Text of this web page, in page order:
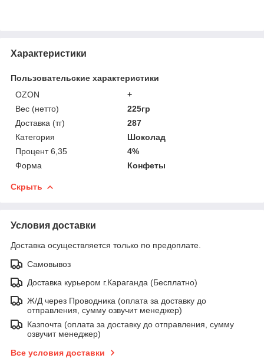
Характеристики
Пользовательские характеристики
OZON
+
Вес (нетто)
225гр
Доставка (тг)
287
Категория
Шоколад
Процент 6,35
4%
Форма
Конфеты
Скрыть
Условия доставки
Доставка осуществляется только по предоплате.
Самовывоз
Доставка курьером г.Караганда (Бесплатно)
Ж/Д через Проводника (оплата за доставку до
отправления, сумму озвучит менеджер)
Казпочта (оплата за доставку до отправления, сумму
озвучит менеджер)
Все условия доставки